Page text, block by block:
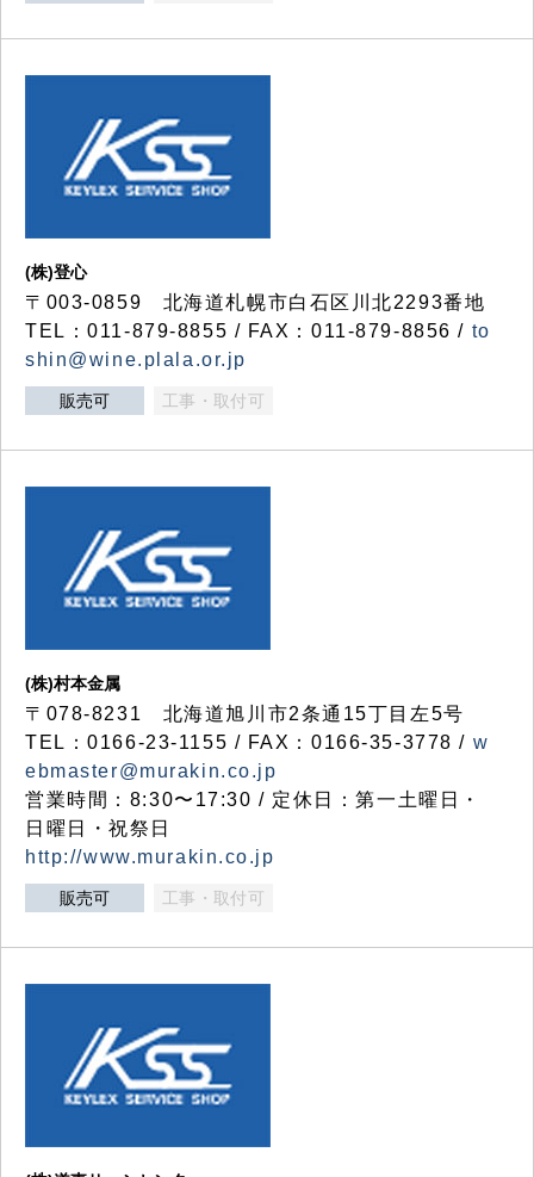
(株)登心
〒003-0859 北海道札幌市白石区川北2293番地
TEL：011-879-8855 / FAX：011-879-8856 / to
shin@wine.plala.or.jp
販売可 工事・取付可
(株)村本金属
〒078-8231 北海道旭川市2条通15丁目左5号
TEL：0166-23-1155 / FAX：0166-35-3778 / w
ebmaster@murakin.co.jp
営業時間：8:30〜17:30 / 定休日：第一土曜日・
日曜日・祝祭日
http://www.murakin.co.jp
販売可 工事・取付可